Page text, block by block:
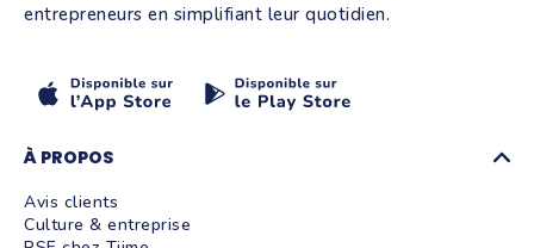
entrepreneurs en simplifiant leur quotidien.
À PROPOS
Avis clients
Culture & entreprise